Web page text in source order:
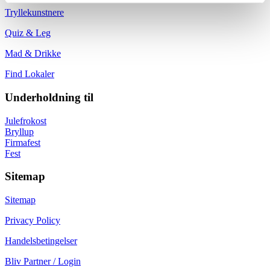
Tryllekunstnere
Quiz & Leg
Mad & Drikke
Find Lokaler
Underholdning til
Julefrokost
Bryllup
Firmafest
Fest
Sitemap
Sitemap
Privacy Policy
Handelsbetingelser
Bliv Partner / Login